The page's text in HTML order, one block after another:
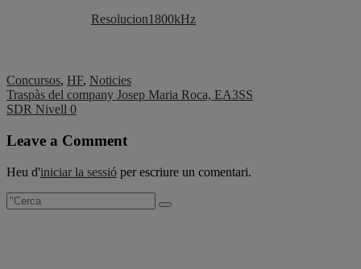
Resolucion1800kHz
Concursos, HF, Noticies
Navegació
d'entrades
Traspàs del company Josep Maria Roca, EA3SS
SDR Nivell 0
Leave a Comment
Heu d'iniciar la sessió per escriure un comentari.